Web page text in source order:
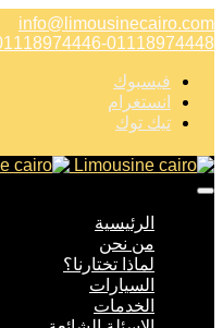
info@limousinecairo.com
01118974448
فيسبوك
انستغرام
تيك توك
الرئيسية
من نحن
لماذا تختارنا؟
السيارات
الخدمات